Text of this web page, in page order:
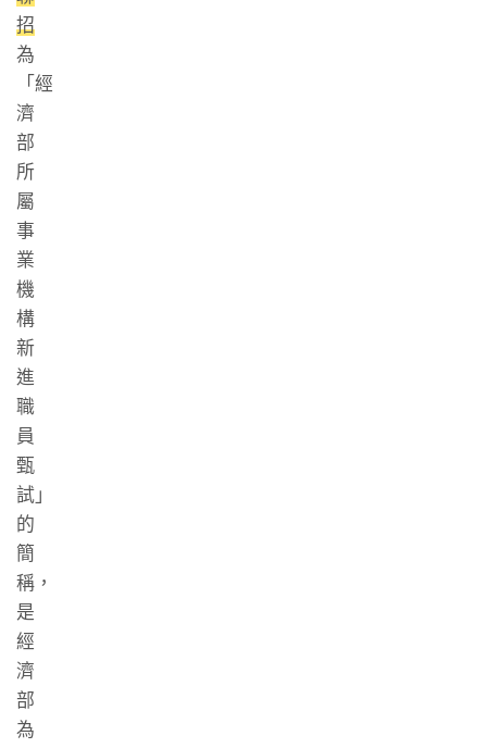
招
為
「經
濟
部
所
屬
事
業
機
構
新
進
職
員
甄
試」
的
簡
稱，
是
經
濟
部
為